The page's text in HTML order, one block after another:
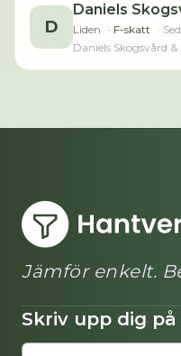
D Liden · F-skatt ·
Daniels Skogsvård
Jämför enkelt.
Skriv upp dig